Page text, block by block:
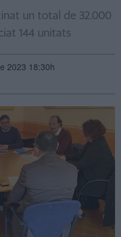
un total de 32.000
144 unitats
2023 18:30h